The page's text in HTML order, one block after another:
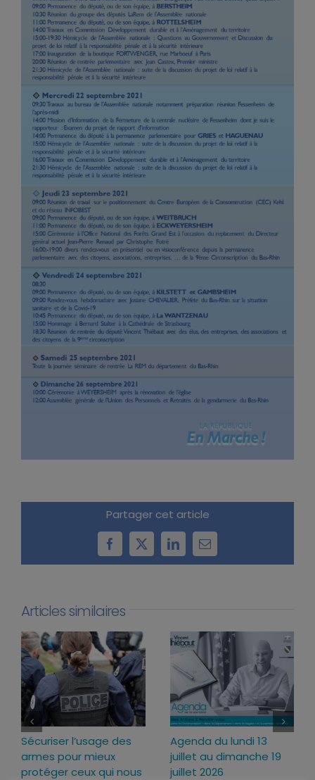
Partager cet article
Facebook
X LinkedInEmail
Articles similaires
Sécuriser l’usage des
armes pour mieux
protéger ceux qui nous
Agenda du lundi 13
juillet au dimanche 19
juillet 2026